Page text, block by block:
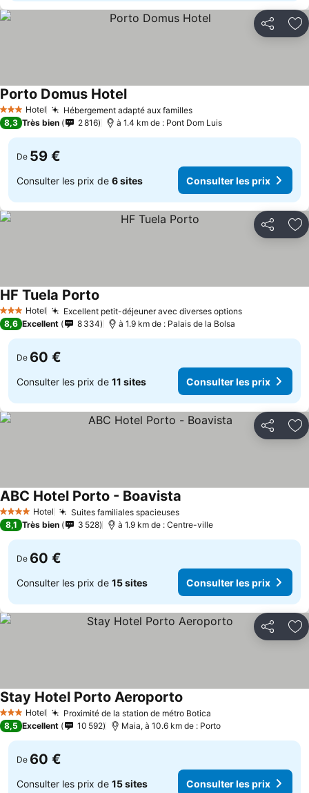
Partager
3 ÉtoilesHotel Hébergement adapté aux famillesConsulter les prix
Porto Domus HotelConsulter les prix
8,3 Très bien 2 816 à 1.4 km de : Pont Dom Luis
De 59 €
Consulter les prix de 6 sites Consulter les prix
Partager
3 ÉtoilesHotel Excellent petit-déjeuner avec diverses optionsConsulter
HF Tuela Porto
8,6 Excellent 8 334 à 1.9 km de : Palais de la Bolsa
De 60 €
Consulter les prix de 11 sites Consulter les prix
Partager
4 Étoiles Hotel Suites familiales spacieusesConsulter les prix
ABC Hotel Porto - Boavista
8,1 Très bien 3 528 à 1.9 km de : Centre-ville
De 60 €
Consulter les prix de 15 sites Consulter les prix
Partager
3 ÉtoilesHotel Proximité de la station de métro Botica
Stay Hotel Porto Aeroporto
8,5 Excellent 10 592 Maia, à 10.6 km de : Porto
De 60 €
Consulter les prix de 15 sites Consulter les prix